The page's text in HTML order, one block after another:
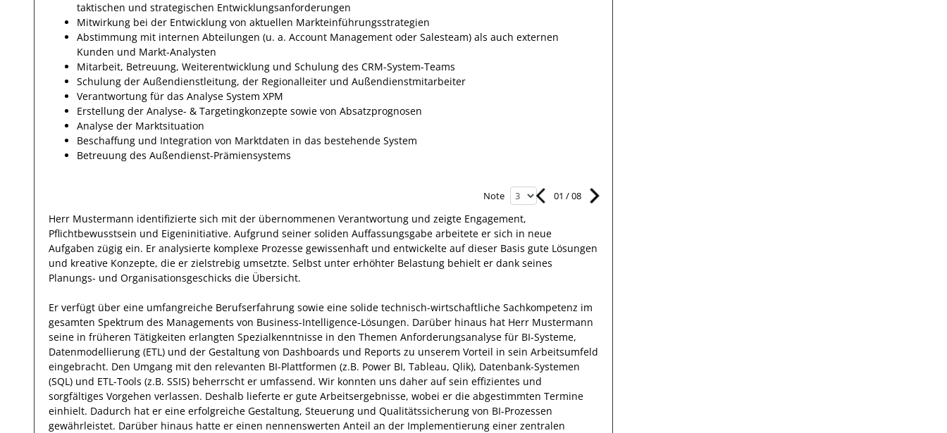
taktischen und strategischen Entwicklungsanforderungen
Mitwirkung bei der Entwicklung von aktuellen Markteinführungsstrategien
Abstimmung mit internen Abteilungen (u. a. Account Management oder Salesteam) als auch externen
Kunden und Markt-Analysten
Mitarbeit, Betreuung, Weiterentwicklung und Schulung des CRM-System-Teams
Schulung der Außendienstleitung, der Regionalleiter und Außendienstmitarbeiter
Verantwortung für das Analyse System XPM
Erstellung der Analyse- & Targetingkonzepte sowie von Absatzprognosen
Analyse der Marktsituation
Beschaffung und Integration von Marktdaten in das bestehende System
Betreuung des Außendienst-Prämiensystems
Note 01 /08
Herr Mustermann identifizierte sich mit der übernommenen Verantwortung und zeigte Engagement,
Pflichtbewusstsein und Eigeninitiative. Aufgrund seiner soliden Auffassungsgabe arbeitete er sich in neue
Aufgaben zügig ein. Er analysierte komplexe Prozesse gewissenhaft und entwickelte auf dieser Basis gute Lösungen
und kreative Konzepte, die er zielstrebig umsetzte. Selbst unter erhöhter Belastung behielt er dank seines
Planungs- und Organisationsgeschicks die Übersicht.
Er verfügt über eine umfangreiche Berufserfahrung sowie eine solide technisch-wirtschaftliche Sachkompetenz im
gesamten Spektrum des Managements von Business-Intelligence-Lösungen. Darüber hinaus hat Herr Mustermann
seine in früheren Tätigkeiten erlangten Spezialkenntnisse in den Themen Anforderungsanalyse für BI-Systeme,
Datenmodellierung (ETL) und der Gestaltung von Dashboards und Reports zu unserem Vorteil in sein Arbeitsumfeld
eingebracht. Den Umgang mit den relevanten BI-Plattformen (z.B. Power BI, Tableau, Qlik), Datenbank-Systemen
(SQL) und ETL-Tools (z.B. SSIS) beherrscht er umfassend. Wir konnten uns daher aufsein effizientes und
sorgfältiges Vorgehen verlassen. Deshalb lieferte er gute Arbeitsergebnisse, wobei er die abgestimmten Termine
einhielt. Dadurch hat er eine erfolgreiche Gestaltung, Steuerung und Qualitätssicherung von BI-Prozessen
gewährleistet. Darüber hinaus hatte er einen nennenswerten Anteil an der Implementierung einer zentralen